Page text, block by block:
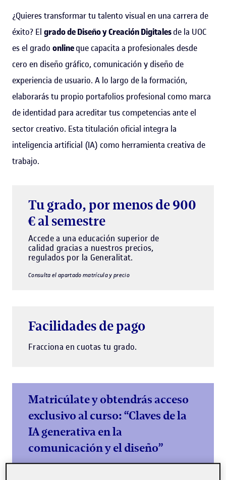
¿Quieres transformar tu talento visual en una carrera de
éxito? El grado de Diseño y Creación Digitalesde la UOC
es el grado onlineque capacita a profesionales desde
cero en diseño gráfico, comunicación y diseño de
experiencia de usuario. A lo largo de la formación,
elaborarás tu propio portafolios profesional como marca
de identidad para acreditar tus competencias ante el
sector creativo. Esta titulación oficial integra la
inteligencia artificial (IA) como herramienta creativa de
trabajo.
Tu grado, por menos de 900
€ al semestre
Accede a una educación superior de
calidad gracias a nuestros precios,
regulados por la Generalitat.
Consulta el apartado matrícula y precio
Facilidades de pago
Fracciona en cuotas tu grado.
Matricúlate y obtendrás acceso
exclusivo al curso: “Claves de la
IA generativa en la
comunicación y el diseño”
Empieza tu grado con una base sólida en IA